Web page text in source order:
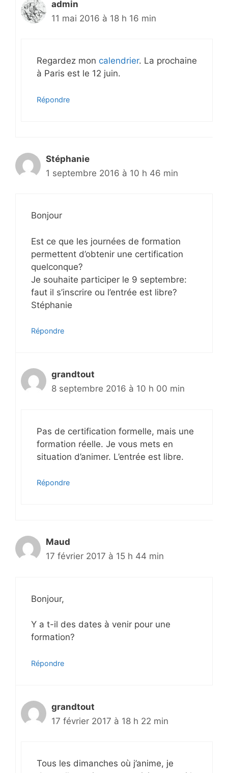
admin
11 mai 2016 à 18 h 16 min
Regardez mon calendrier. La prochaine
à Paris est le 12 juin.
Répondre
Stéphanie
1 septembre 2016 à 10 h 46 min
Bonjour
Est ce que les journées de formation
permettent d’obtenir une certification
quelconque?
Je souhaite participer le 9 septembre:
faut il s’inscrire ou l’entrée est libre?
Stéphanie
Répondre
grandtout
8 septembre 2016 à 10 h 00 min
Pas de certification formelle, mais une
formation réelle. Je vous mets en
situation d’animer. L’entrée est libre.
Répondre
Maud
17 février 2017 à 15 h 44 min
Bonjour,
Y a t-il des dates à venir pour une
formation?
Répondre
grandtout
17 février 2017 à 18 h 22 min
Tous les dimanches où j’anime, je